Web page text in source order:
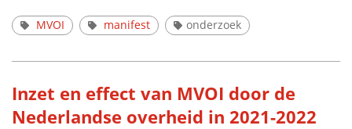
MVOI manifest onderzoek
Inzet en effect van MVOI door de
Nederlandse overheid in 2021-2022